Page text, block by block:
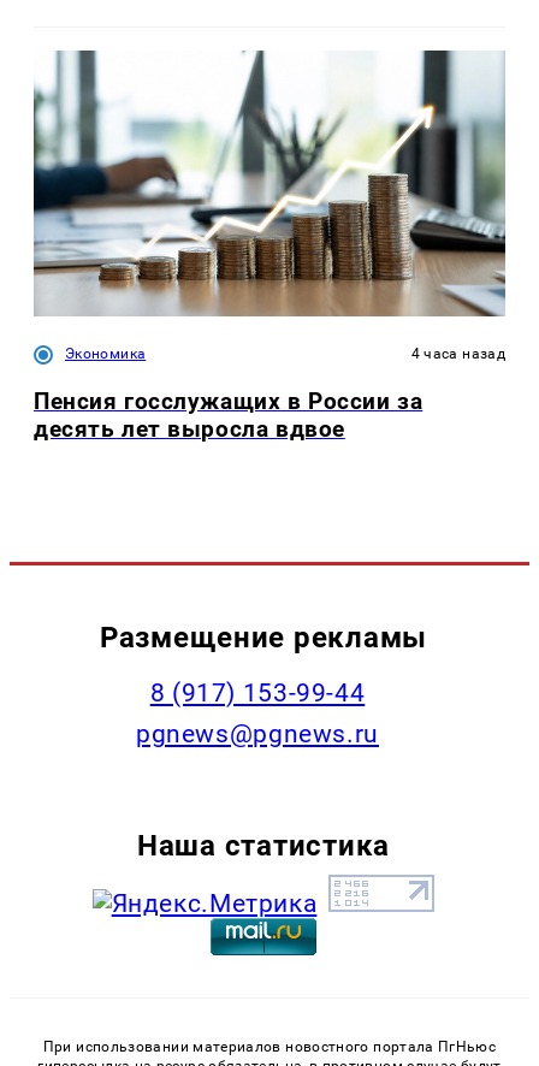
Экономика 4 часа назад
Пенсия госслужащих в России за
десять лет выросла вдвое
Размещение рекламы
‭8 (917) 153-99-44
pgnews@pgnews.ru
Наша статистика
При использовании материалов новостного портала ПгНьюс